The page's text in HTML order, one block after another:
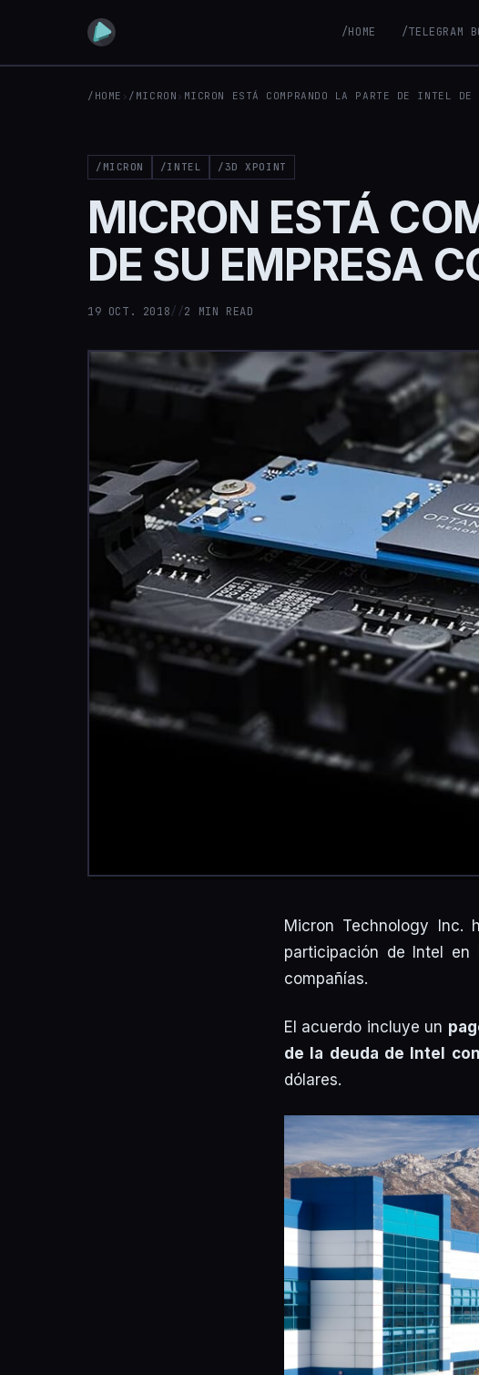
/HOME /TELEGRAM
/HOME › /MICRON › MICRON ESTÁ COMPRANDO LA PARTE DE INTEL
/MICRON /INTEL /3D XPOINT
MICRON ESTÁ
DE SU EMPRESA
19 OCT. 2018//2 MIN READ
Micron Technology Inc.
participación de Intel en
compañías.
El acuerdo incluye un
de la deuda de Intel
dólares.